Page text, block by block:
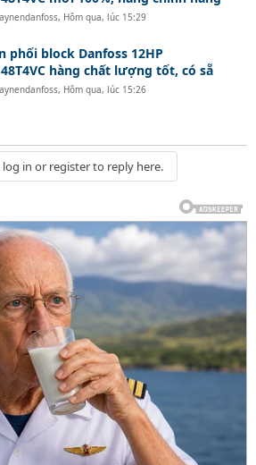
, Hôm qua, lúc 15:29
phối block Danfoss 12HP
hàng chất lượng tốt, có sẵ
, Hôm qua, lúc 15:26
log in or register to reply here.